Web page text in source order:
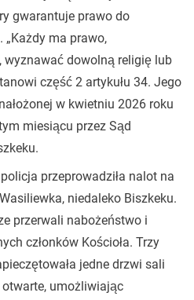
gwarantuje prawo do
ma prawo,
dowolną religię lub
część 2 artykułu 34. Jego
w kwietniu 2026 roku
miesiącu przez Sąd
przeprowadziła nalot na
niedaleko Biszkeku.
przerwali nabożeństwo i
członków Kościoła. Trzy
jedne drzwi sali
otwarte, umożliwiając